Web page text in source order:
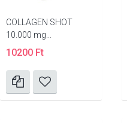
COLLAGEN SHOT
10.000 mg...
10200 Ft